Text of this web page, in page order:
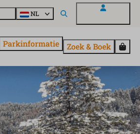
NL
Parkinformatie Zoek & Boek